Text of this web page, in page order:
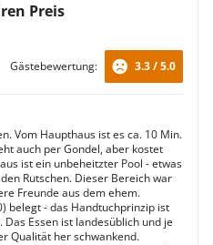
Preis
Gästebewertung: 3.3 / 5.0
Vom Haupthaus ist es ca. 10 Min.
auch per Gondel, aber kostet
ist ein unbeheitzter Pool - etwas
Rutschen. Dieser Bereich war
Freunde aus dem ehem.
belegt - das Handtuchprinzip ist
Essen ist landesüblich und je
Qualität her schwankend.